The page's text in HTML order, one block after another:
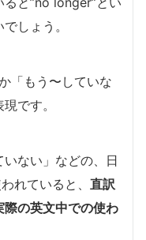
しょう。
「もう〜していな
です。
いない」などの、日
ていると、 直訳
の英文中での使わ